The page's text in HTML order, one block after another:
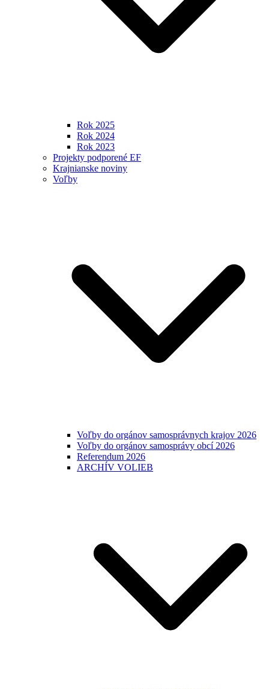
Rok 2025
Rok 2024
Rok 2023
Projekty podporené EF
Krajnianske noviny
Voľby
Voľby do orgánov samosprávnych krajov 2026
Voľby do orgánov samosprávy obcí 2026
Referendum 2026
ARCHÍV VOLIEB